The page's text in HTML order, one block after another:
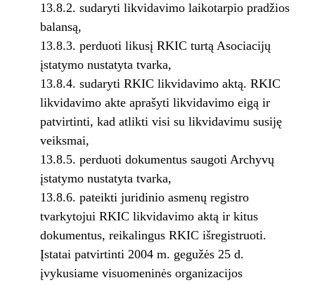
13.8.2. sudaryti likvidavimo laikotarpio pradžios
balansą,
13.8.3. perduoti likusį RKIC turtą Asociacijų
įstatymo nustatyta tvarka,
13.8.4. sudaryti RKIC likvidavimo aktą. RKIC
likvidavimo akte aprašyti likvidavimo eigą ir
patvirtinti, kad atlikti visi su likvidavimu susiję
veiksmai,
13.8.5. perduoti dokumentus saugoti Archyvų
įstatymo nustatyta tvarka,
13.8.6. pateikti juridinio asmenų registro
tvarkytojui RKIC likvidavimo aktą ir kitus
dokumentus, reikalingus RKIC išregistruoti.
Įstatai patvirtinti 2004 m. gegužės 25 d.
įvykusiame visuomeninės organizacijos